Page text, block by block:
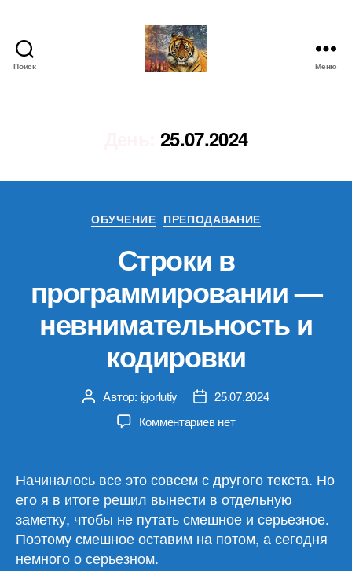
Поиск Меню
25.07.2024
Рубрики
ОБУЧЕНИЕ ПРЕПОДАВАНИЕ
Строки в
программировании —
невнимательность и
кодировки
Автор
записи
Автор: igorlutiy
Дата25.07.2024
Комментариевк
программировании
—
невнимательность
и
нет
Начиналось все это совсем с другого текста. Но
его я в итоге решил вынести в отдельную
заметку, чтобы не путать смешное и серьезное.
Поэтому смешное оставим на потом, а сегодня
немного о серьезном.